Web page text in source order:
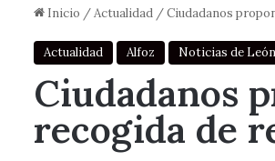
Inicio /Actualidad /Ciudadanos
Actualidad Alfoz Noticias de León
Ciudadanos
recogida de